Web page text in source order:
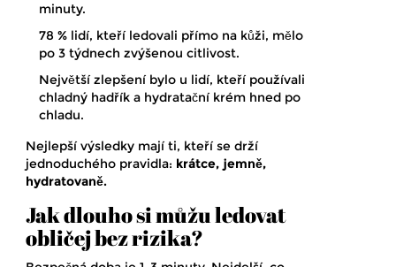
minuty.
78 % lidí, kteří ledovali přímo na kůži, mělo
po 3 týdnech zvýšenou citlivost.
Největší zlepšení bylo u lidí, kteří používali
chladný hadřík a hydratační krém hned po
chladu.
Nejlepší výsledky mají ti, kteří se drží
jednoduchého pravidla: krátce, jemně,
hydratovaně.
Jak dlouho si můžu ledovat
obličej bez rizika?